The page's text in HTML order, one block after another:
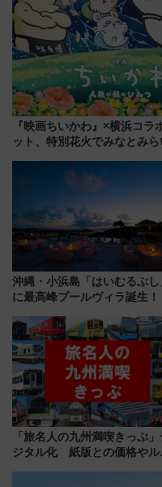
『映画ちいかわ』×横浜コ
ット、特別花火でみなとみ
沖縄・小浜島「はいむるぶし
に最高峰プールヴィラ誕生！
美旅「何もしない贅沢」を体
してみない？
「旅名人の九州満喫きっぷ
ジタル化 紙版との価格やル